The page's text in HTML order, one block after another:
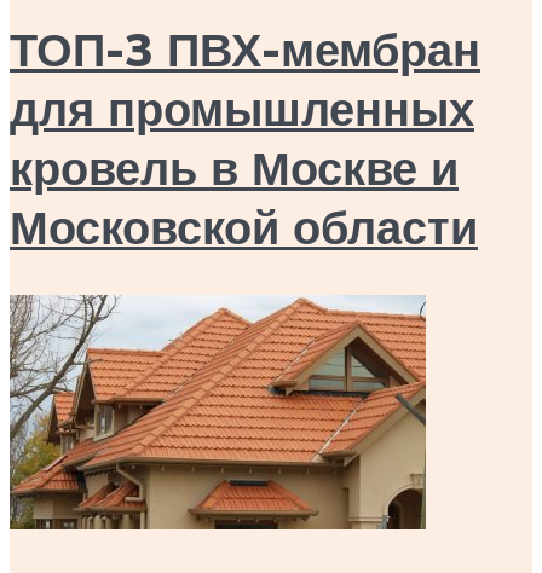
ТОП-3 ПВХ-мембран
для промышленных
кровель в Москве и
Московской области